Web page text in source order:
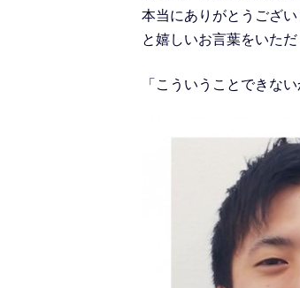
本当にありがとうござい
と嬉しいお言葉をいただ
「こういうことできな